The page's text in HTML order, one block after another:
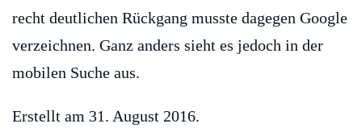
recht deutlichen Rückgang musste dagegen Google
verzeichnen. Ganz anders sieht es jedoch in der
mobilen Suche aus.
Erstellt am 31. August 2016.